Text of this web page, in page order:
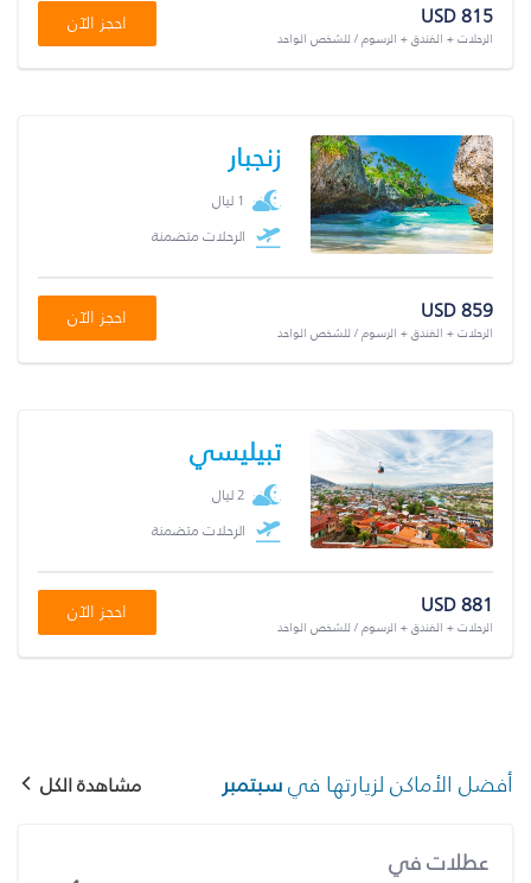
USD 815
الرحلات + الفندق + الرسوم / للشخص الواحد
احجز الآن
زنجبار
1 ليال
الرحلات متضمنة
USD 859
الرحلات + الفندق + الرسوم / للشخص الواحد
احجز الآن
تبيليسي
2 ليال
الرحلات متضمنة
USD 881
الرحلات + الفندق + الرسوم / للشخص الواحد
احجز الآن
أفضل الأماكن لزيارتها فيسبتمبر مشاهدة الكل
عطلات في